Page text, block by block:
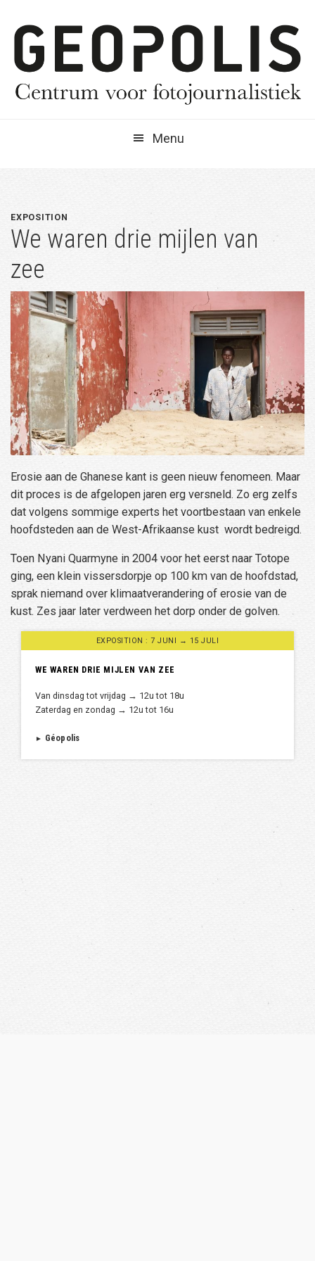
naar
hoofdnavigatie
naar
hoofd
inhoud
naar
eerste
sidebar
Menu
EXPOSITION
We waren drie mijlen van
zee
Erosie aan de Ghanese kant is geen nieuw fenomeen. Maar
dit proces is de afgelopen jaren erg versneld. Zo erg zelfs
dat volgens sommige experts het voortbestaan van enkele
hoofdsteden aan de West-Afrikaanse kust wordt bedreigd.
Toen Nyani Quarmyne in 2004 voor het eerst naar Totope
ging, een klein vissersdorpje op 100 km van de hoofdstad,
sprak niemand over klimaatverandering of erosie van de
kust. Zes jaar later verdween het dorp onder de golven.
EXPOSITION : 7 JUNI → 15 JULI
WE WAREN DRIE MIJLEN VAN ZEE
Van dinsdag tot vrijdag → 12u tot 18u
Zaterdag en zondag → 12u tot 16u
► Géopolis